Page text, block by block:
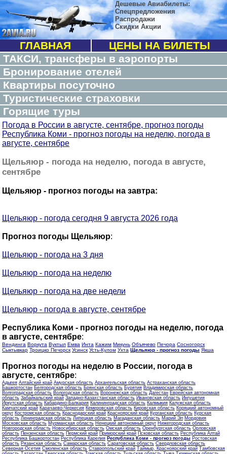
Дешевые Авиабилеты:
Спецпредложения
Распродажи
Скидки Акции
ГЛАВНАЯ
ЦЕНЫ НА БИЛЕТЫ
ТАКСИ, трансферы в аэропорты
Бронирование отелей
Квартиры посуточно
Туристические страховки
Горящие туры
Погода в России в августе, сентябре, прогноз погоды
Республика Коми - прогноз погоды на неделю, погода в
августе, сентябре
Щельяюр - погода на неделю, погода в августе,
сентябре
Щельяюр - прогноз погоды на завтра:
Щельяюр - погода сегодня 9 августа 2026 года
Прогноз погоды Щельяюр:
Щельяюр - погода на 3 дня
Щельяюр - погода на неделю
Щельяюр - погода на две недели
Щельяюр - погода в августе, сентябре
Республика Коми - прогноз погоды на неделю, погода
в августе, сентябре:
Вендинга Воркута Вуктыл Емва Инта Кажим Микунь Объячево Печора Сосногорск
Сыктывкар Троицко Печорск Усинск Усть-Кулом Ухта Щельяюр - прогноз погоды Якша
Прогноз погоды на неделю в России, погода в
августе, сентябре:
Адыгея Алтайский край Амурская область Архангельская область Астраханская область
Башкортостан Белгородская область Брянская область Бурятия Владимирская область
Волгоградская область Вологодская область Воронежская область Дагестан Еврейская автономная
область Забайкальский край Западно-Казахстанская область Ивановская область Ингушетия
Иркутская область Кабардино-Балкария Калининградская область Калмыкия Калужская область
Камчатский край Карачаево-Черкесия Кемеровская область Кировская область Коряцкий автономный
округ Костромская область Краснодарский край Красноярский край Курганская область Курская
область Ленинградская область Липецкая область Магаданская область Марий Эл Мордовия
Московская область Мурманская область Ненецкий автономный округ Нижегородская область
Новгородская область Новосибирская область Омская область Оренбургская область Орловская
область Пензенская область Пермский край Приморский край Псковская область Республика Алтай
Республика Башкортостан Республика Карелия Республика Коми - прогноз погоды Ростовская
область Рязанская область Самарская область Саратовская область Свердловская область
Северная Осетия Смоленская область Ставропольский край Таймыр, Красноярский край Тамбовская